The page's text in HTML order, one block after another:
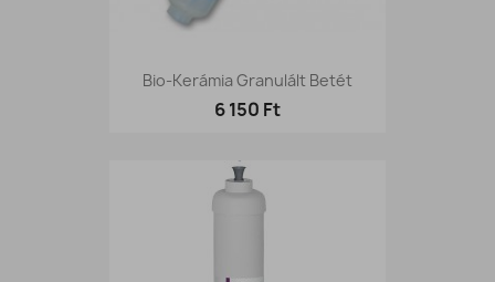
Bio-Kerámia Granulált Betét
6 150 Ft